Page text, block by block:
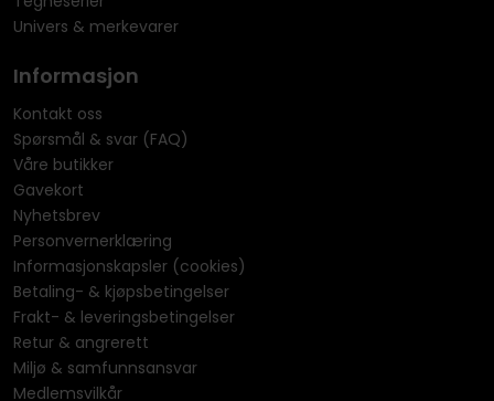
Univers & merkevarer
Informasjon
Kontakt oss
Spørsmål & svar (FAQ)
Våre butikker
Gavekort
Nyhetsbrev
Personvernerklæring
Informasjonskapsler (cookies)
Betaling- & kjøpsbetingelser
Frakt- & leveringsbetingelser
Retur & angrerett
Miljø & samfunnsansvar
Medlemsvilkår